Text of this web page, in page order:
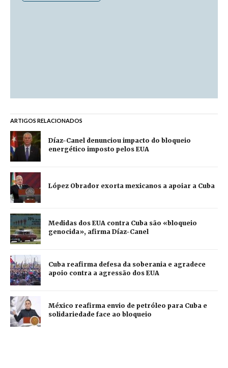
ARTIGOS RELACIONADOS
Díaz-Canel denunciou impacto do bloqueio
energético imposto pelos EUA
López Obrador exorta mexicanos a apoiar a Cuba
Medidas dos EUA contra Cuba são «bloqueio
genocida», afirma Díaz-Canel
Cuba reafirma defesa da soberania e agradece
apoio contra a agressão dos EUA
México reafirma envio de petróleo para Cuba e
solidariedade face ao bloqueio